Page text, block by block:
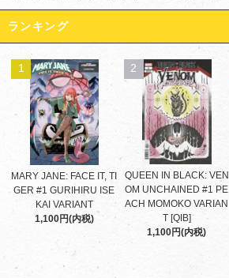
ランキング
1
MARY JANE: FACE IT, TI
GER #1 GURIHIRU ISE
KAI VARIANT
1,100円(内税)
2
QUEEN IN BLACK: VEN
OM UNCHAINED #1 PE
ACH MOMOKO VARIAN
T [QIB]
1,100円(内税)